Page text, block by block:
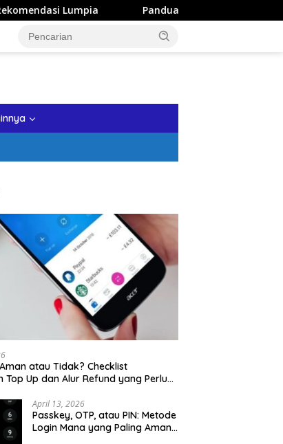
Panduan Wisata Keluarga ke Kota Batu: Itinerary
atau Tidak? Checklist
Top Up dan Alur Refund yang Perlu
April 13, 2026
Passkey, OTP, atau PIN: Metode
Login Mana yang Paling Aman